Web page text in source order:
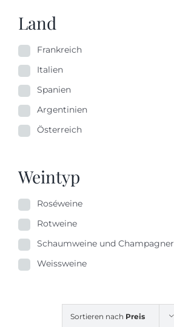
Sortieren nach Preis
Land
Frankreich
Italien
Spanien
Argentinien
Österreich
Weintyp
Roséweine
Rotweine
Schaumweine und Champagner
Weissweine